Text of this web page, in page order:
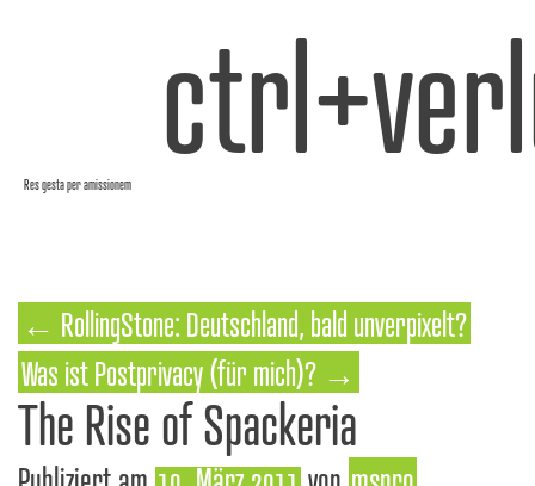
Res gesta per amissionem
← RollingStone: Deutschland, bald unverpixelt?
Was ist Postprivacy (für mich)? →
The Rise of Spackeria